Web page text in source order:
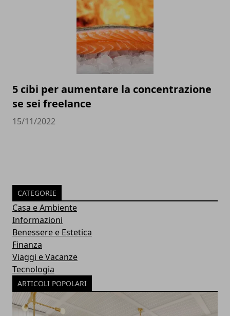
5 cibi per aumentare la concentrazione
se sei freelance
15/11/2022
CATEGORIE
Casa e Ambiente
Informazioni
Benessere e Estetica
Finanza
Viaggi e Vacanze
Tecnologia
ARTICOLI POPOLARI